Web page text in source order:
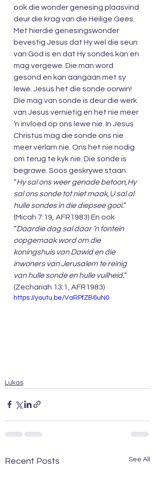
ook die wonder genesing plaasvind
deur die krag van die Heilige Gees.
Met hierdie genesingswonder
bevestig Jesus dat Hy wel die seun
van God is en dat Hy sondes kan en
mag vergewe. Die man word
gesond en kan aangaan met sy
lewe. Jesus het die sonde oorwin!
Die mag van sonde is deur die werk
van Jesus vernietig en het nie meer
‘n invloed op ons lewe nie. In Jesus
Christus mag die sonde ons nie
meer verlam nie. Ons het nie nodig
om terug te kyk nie. Die sonde is
begrawe. Soos geskrywe staan:
“Hy sal ons weer genade betoon,Hy
sal ons sonde tot niet maak,U sal al
hulle sondes in die diepsee gooi.”
(Micah 7:19, AFR1983) En ook
“Daardie dag sal daar ’n fontein
oopgemaak word om die
koningshuis van Dawid en die
inwoners van Jerusalem te reinig
van hulle sonde en hulle vuilheid.”
(Zechariah 13:1, AFR1983)
https://youtu.be/VaRPfZB6uN0
Lukas
Recent Posts See All